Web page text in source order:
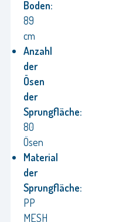
Boden:
89
cm
Anzahl
der
Ösen
der
Sprungfläche:
80
Ösen
Material
der
Sprungfläche:
PP
MESH